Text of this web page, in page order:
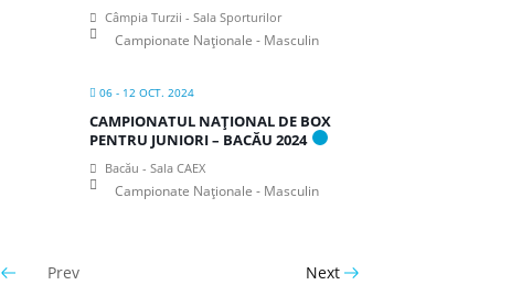
Câmpia Turzii - Sala Sporturilor
Campionate Naționale - Masculin
06 - 12 OCT. 2024
CAMPIONATUL NAȚIONAL DE BOX
PENTRU JUNIORI – BACĂU 2024
Bacău - Sala CAEX
Campionate Naționale - Masculin
Prev
Next